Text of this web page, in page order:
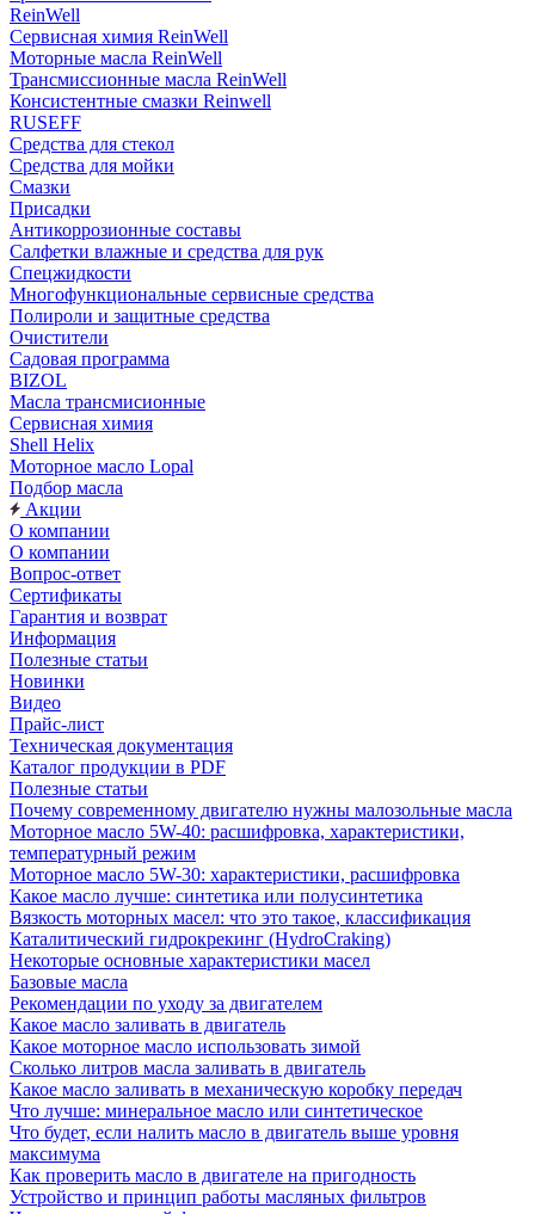
ReinWell
Сервисная химия ReinWell
Моторные масла ReinWell
Трансмиссионные масла ReinWell
Консистентные смазки Reinwell
RUSEFF
Средства для стекол
Средства для мойки
Смазки
Присадки
Антикоррозионные составы
Салфетки влажные и средства для рук
Спецжидкости
Многофункциональные сервисные средства
Полироли и защитные средства
Очистители
Садовая программа
BIZOL
Масла трансмисионные
Сервисная химия
Shell Helix
Моторное масло Lopal
Подбор масла
Акции
О компании
О компании
Вопрос-ответ
Сертификаты
Гарантия и возврат
Информация
Полезные статьи
Новинки
Видео
Прайс-лист
Техническая документация
Каталог продукции в PDF
Полезные статьи
Почему современному двигателю нужны малозольные масла
Моторное масло 5W-40: расшифровка, характеристики,
температурный режим
Моторное масло 5W-30: характеристики, расшифровка
Какое масло лучше: синтетика или полусинтетика
Вязкость моторных масел: что это такое, классификация
Каталитический гидрокрекинг (НydroСraking)
Некоторые основные характеристики масел
Базовые масла
Рекомендации по уходу за двигателем
Какое масло заливать в двигатель
Какое моторное масло использовать зимой
Сколько литров масла заливать в двигатель
Какое масло заливать в механическую коробку передач
Что лучше: минеральное масло или синтетическое
Что будет, если налить масло в двигатель выше уровня
максимума
Как проверить масло в двигателе на пригодность
Устройство и принцип работы масляных фильтров